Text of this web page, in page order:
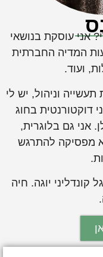
עוסקת בנושאי
המדיה החברתית
ועוד.
וניהול, יש לי
בחוג
גם בלוגרית,
להתרגש
יוגה. חיה